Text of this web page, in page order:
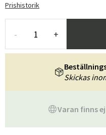
Prishistorik
- +
Varan finns
Skickas